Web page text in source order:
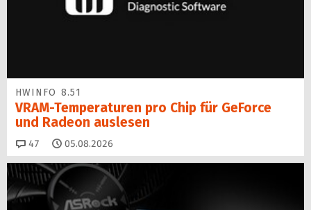
HWINFO 8.51
VRAM-Temperaturen pro Chip für GeForce
und Radeon auslesen
47 Kommentare
05.08.2026